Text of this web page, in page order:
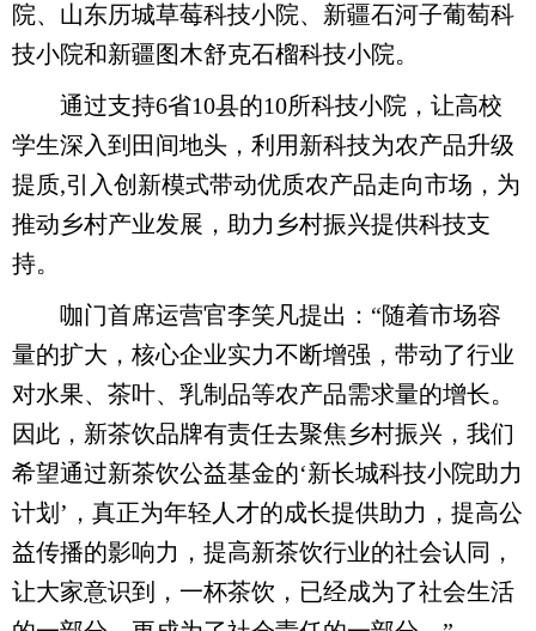
院、山东历城草莓科技小院、新疆石河子葡萄科
技小院和新疆图木舒克石榴科技小院。
通过支持6省10县的10所科技小院，让高校
学生深入到田间地头，利用新科技为农产品升级
提质,引入创新模式带动优质农产品走向市场，为
推动乡村产业发展，助力乡村振兴提供科技支
持。
咖门首席运营官李笑凡提出：“随着市场容
量的扩大，核心企业实力不断增强，带动了行业
对水果、茶叶、乳制品等农产品需求量的增长。
因此，新茶饮品牌有责任去聚焦乡村振兴，我们
希望通过新茶饮公益基金的‘新长城科技小院助力
计划’，真正为年轻人才的成长提供助力，提高公
益传播的影响力，提高新茶饮行业的社会认同，
让大家意识到，一杯茶饮，已经成为了社会生活